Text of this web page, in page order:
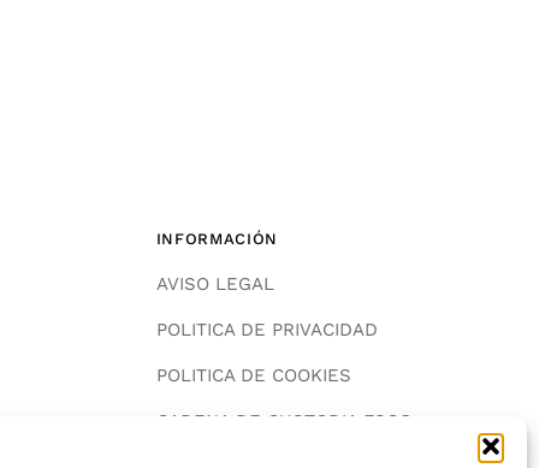
INFORMACIÓN
AVISO LEGAL
POLITICA DE PRIVACIDAD
POLITICA DE COOKIES
CADENA DE CUSTODIA FSC®